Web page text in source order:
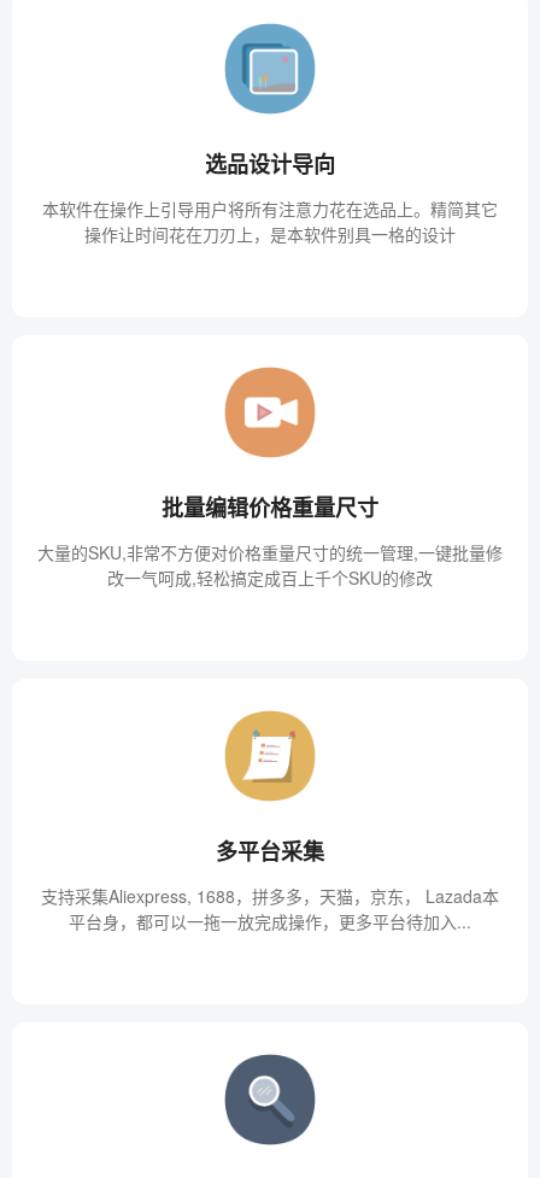
选品设计导向
本软件在操作上引导用户将所有注意力花在选品上。精简其它
操作让时间花在刀刃上，是本软件别具一格的设计
批量编辑价格重量尺寸
大量的SKU,非常不方便对价格重量尺寸的统一管理,一键批量修
改一气呵成,轻松搞定成百上千个SKU的修改
多平台采集
支持采集Aliexpress, 1688，拼多多，天猫，京东， Lazada本
平台身，都可以一拖一放完成操作，更多平台待加入...